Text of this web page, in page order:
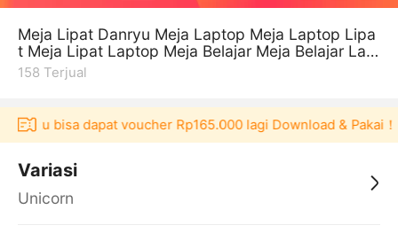
Meja Lipat Danryu Meja Laptop Meja Laptop Lipa
t Meja Lipat Laptop Meja Belajar Meja Belajar Lap
top Mupad C Polos C Meja
158 Terjual
bisa dapat voucher Rp165.000 lagi Download & Pakai！
Variasi
Unicorn